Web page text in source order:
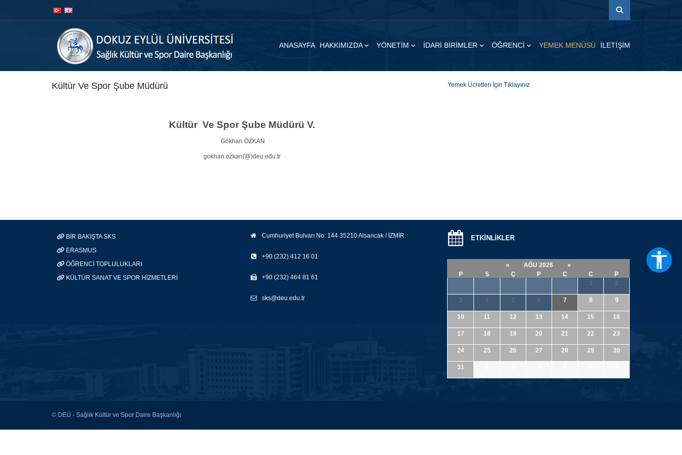
ANASAYFA HAKKIMIZDA YÖNETİM İDARİ BİRİMLER ÖĞRENCİ YEMEK MENÜSÜ İLETİŞİM
Kültür Ve Spor Şube Müdürü
Kültür Ve Spor Şube Müdürü V.
Gökhan ÖZKAN
gokhan.ozkan(@)deu.edu.tr
Yemek Ücretleri İçin Tıklayınız.
BİR BAKIŞTA SKS
ERASMUS
ÖĞRENCİ TOPLULUKLARI
KÜLTÜR SANAT VE SPOR HİZMETLERİ
Cumhuriyet Bulvarı No: 144 35210 Alsancak / İZMİR
+90 (232) 412 16 01
+90 (232) 464 81 61
sks@deu.edu.tr
ETKİNLİKLER
« AĞU 2026
»
P
S Ç P C C
P
1 2
3 4 5 6 7 8 9
10 11 12 13 14 15 16
17 18 19 20 21 22 23
24 25 26 27 28 29 30
31
© DEÜ - Sağlık Kültür ve Spor Daire Başkanlığı